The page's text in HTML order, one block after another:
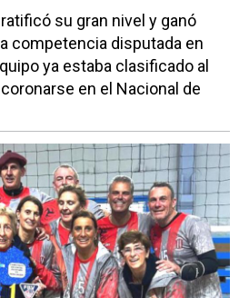
su gran nivel y ganó
competencia disputada en
ya estaba clasificado al
en el Nacional de